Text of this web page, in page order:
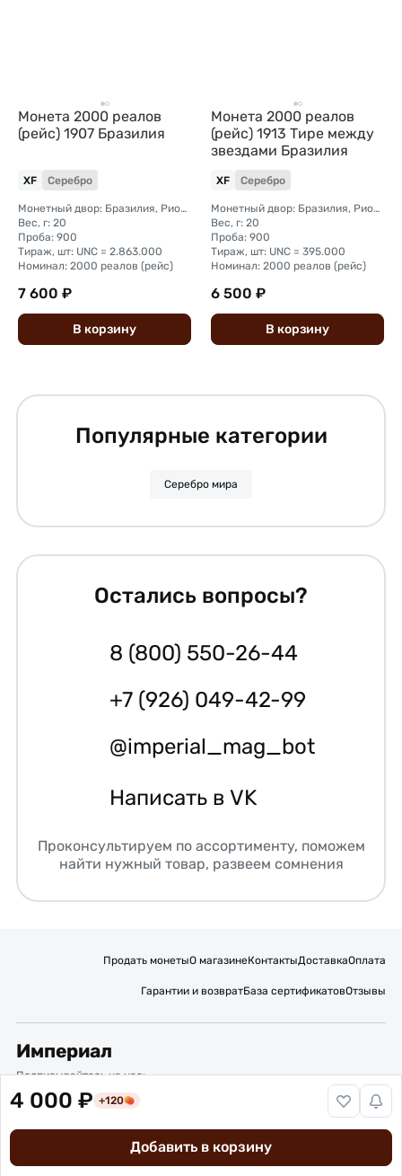
4 000 ₽ +120
Добавить в корзину
Монета 2000 реалов
(рейс) 1907 Бразилия
XF Серебро
Монетный двор: Бразилия, Рио-де-Жанейро
Вес, г: 20
Проба: 900
Тираж, шт: UNC = 2.863.000
Номинал: 2000 реалов (рейс)
7 600 ₽
В корзину
Монета 2000 реалов
(рейс) 1913 Тире между
звездами Бразилия
XF Серебро
Монетный двор: Бразилия, Рио-де-Жанейро
Вес, г: 20
Проба: 900
Тираж, шт: UNC = 395.000
Номинал: 2000 реалов (рейс)
6 500 ₽
В корзину
Популярные категории
Серебро мира
Остались вопросы?
8 (800) 550-26-44
+7 (926) 049-42-99
@imperial_mag_bot
Написать в VK
Проконсультируем по ассортименту, поможем
найти нужный товар, развеем сомнения
Продать монетыО магазинеКонтактыДоставкаОплата
Гарантии и возвратБаза сертификатовОтзывы
Империал
Подписывайтесь на нас:
Вакансии
Политика обработки персональных данных
© 2016 – 2026 ИП Титов Александр Михайлович